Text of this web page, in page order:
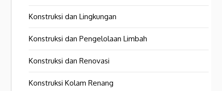
Konstruksi dan Lingkungan
Konstruksi dan Pengelolaan Limbah
Konstruksi dan Renovasi
Konstruksi Kolam Renang